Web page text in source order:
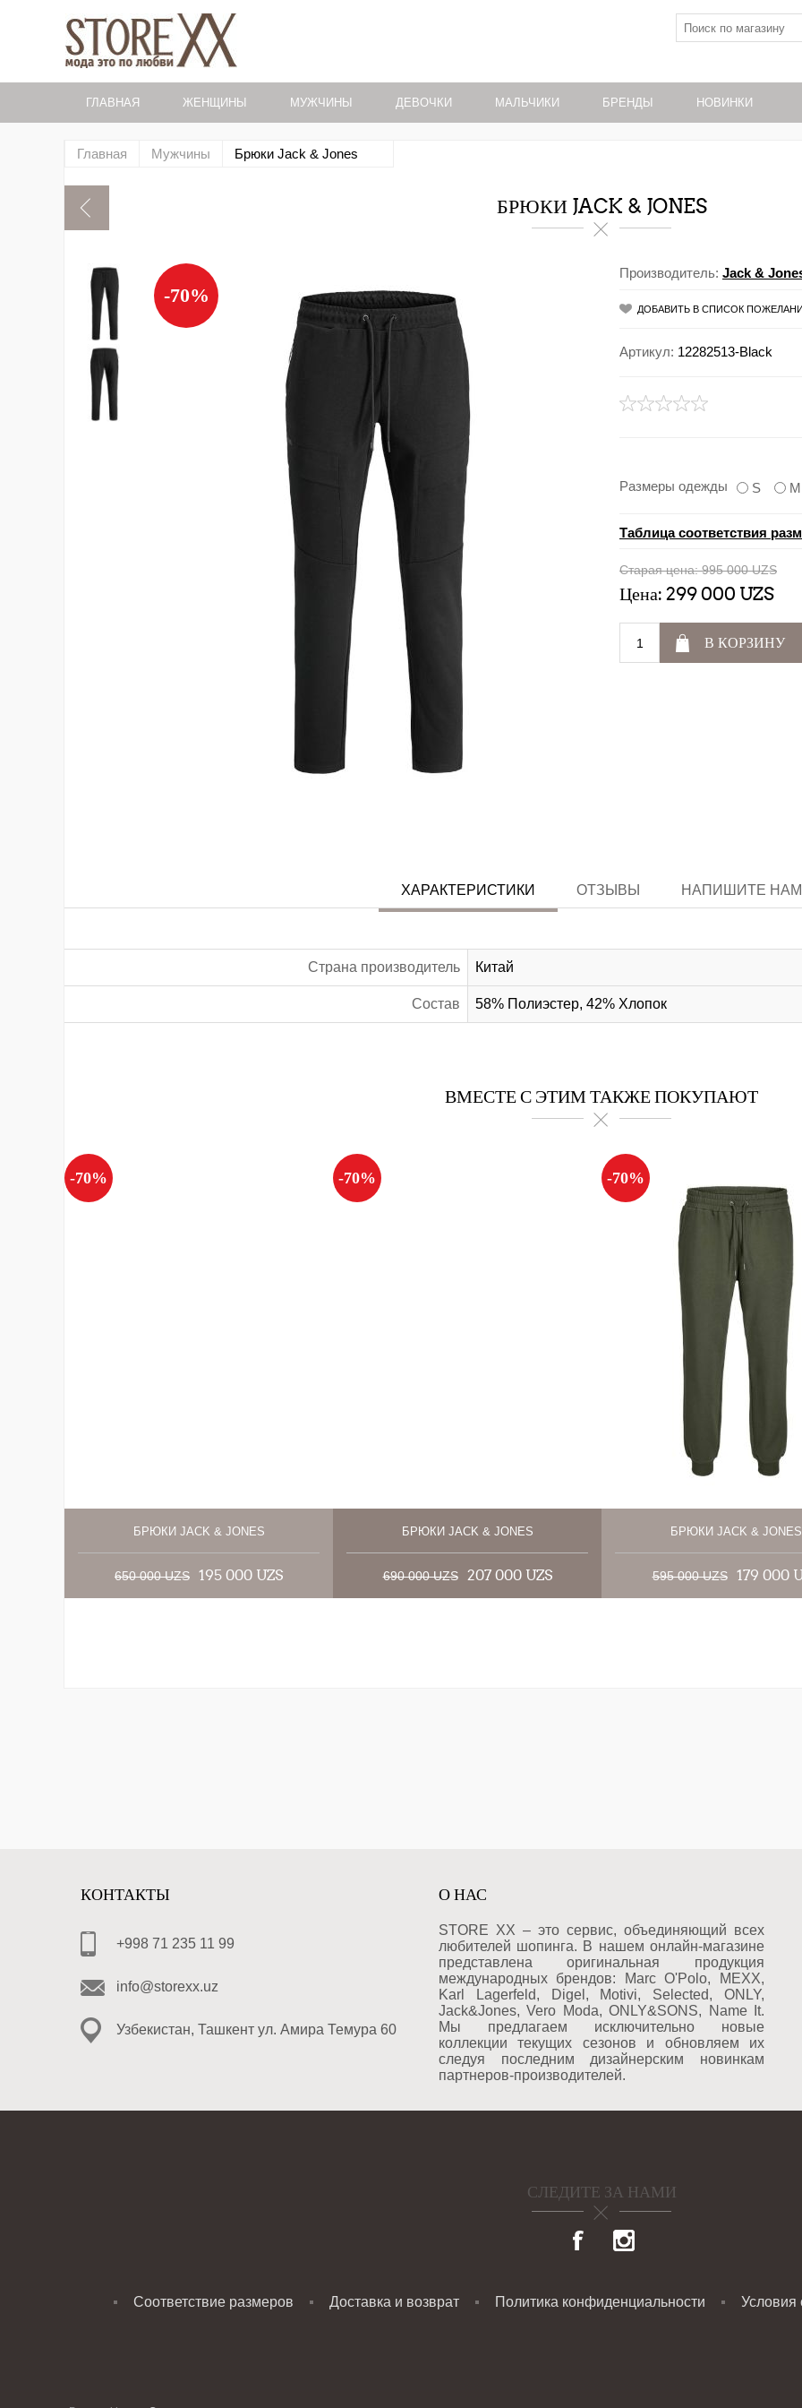
ГЛАВНАЯ ЖЕНЩИНЫ МУЖЧИНЫ ДЕВОЧКИ МАЛЬЧИКИ БРЕНДЫ НОВИНКИ
Главная Мужчины Брюки Jack & Jones
БРЮКИ JACK & JONES
-70%
Производитель: Jack &
ДОБАВИТЬ В СПИСОК
Артикул: 12282513-Black
Размеры одежды S M
Таблица соответствия
Старая цена: 995 000 UZS
Цена: 299 000 UZS
В КОРЗИНУ
ХАРАКТЕРИСТИКИ ОТЗЫВЫ НАПИШИТЕ НАМ
Страна производитель Китай
Состав 58% Полиэстер, 42% Хлопок
ВМЕСТЕ С ЭТИМ ТАКЖЕ ПОКУПАЮТ
-70%
БРЮКИ JACK & JONES
650 000 UZS 195 000 UZS
-70%
БРЮКИ JACK & JONES
690 000 UZS 207 000 UZS
-70%
БРЮКИ JACK & JONES
595 000 UZS 179 000
КОНТАКТЫ
+998 71 235 11 99
info@storexx.uz
Узбекистан, Ташкент ул. Амира Темура 60
О НАС
STORE XX – это сервис, объединяющий всех
любителей шопинга. В нашем онлайн-магазине
представлена оригинальная продукция
международных брендов: Marc O'Polo, MEXX,
Karl Lagerfeld, Digel, Motivi, Selected, ONLY,
Jack&Jones, Vero Moda, ONLY&SONS, Name It.
Мы предлагаем исключительно новые
коллекции текущих сезонов и обновляем их
следуя последним дизайнерским новинкам
партнеров-производителей.
СЛЕДИТЕ ЗА НАМИ
Соответствие размеров Доставка и возврат Политика конфиденциальности Условия